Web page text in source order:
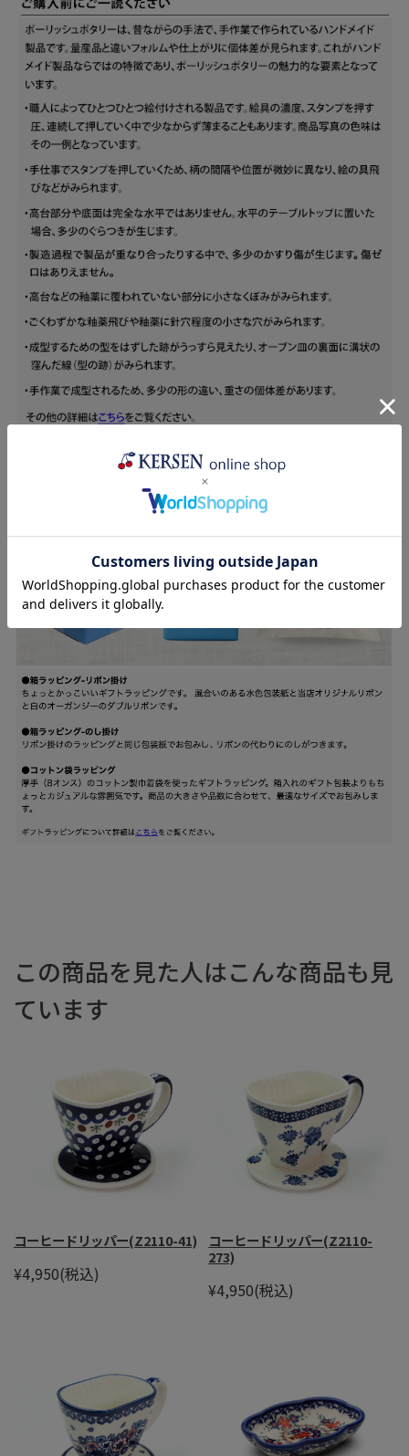
この商品を見た人はこんな商品も見
ています
コーヒードリッパー(Z2110-41)
¥4,950(税込)
コーヒードリッパー(Z2110-
273)
¥4,950(税込)